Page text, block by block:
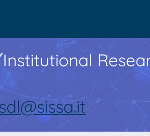
Institutional